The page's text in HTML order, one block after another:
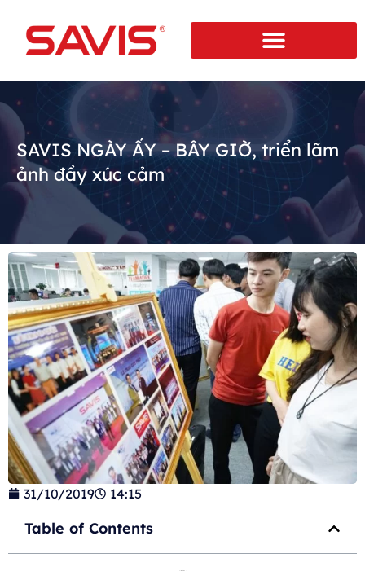
SAVIS NGÀY ẤY – BÂY GIỜ, triển lãm
ảnh đầy xúc cảm
31/10/2019 14:15
Table of Contents